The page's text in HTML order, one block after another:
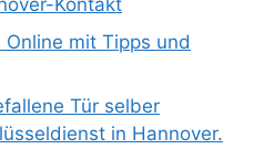
Kontakt
mit Tipps und
Tür selber
in Hannover.